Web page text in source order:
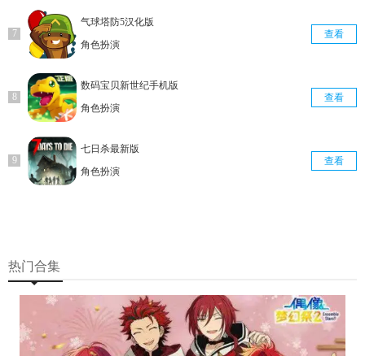
气球塔防5汉化版
角色扮演
查看
数码宝贝新世纪手机版
角色扮演
查看
七日杀最新版
角色扮演
查看
热门合集